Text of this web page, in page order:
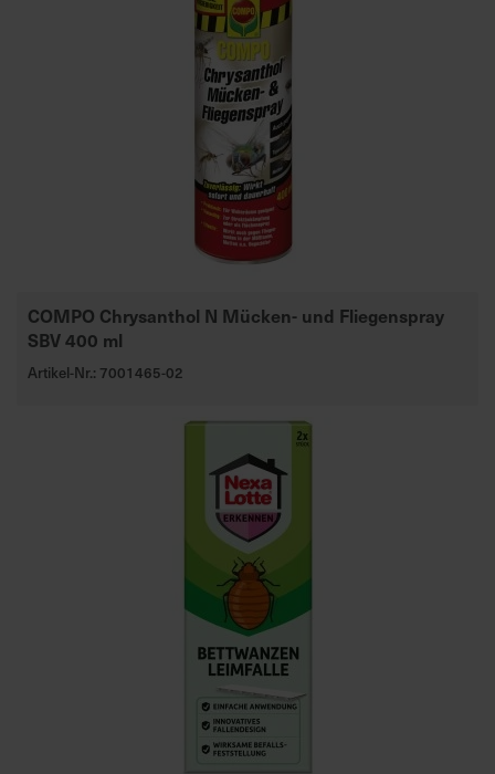
COMPO Chrysanthol N Mücken- und Fliegenspray
SBV 400 ml
Artikel-Nr.: 7001465-02